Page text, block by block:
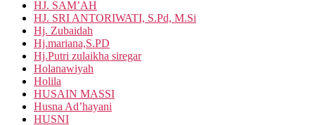
HJ. SAM’AH
HJ. SRI ANTORIWATI, S.Pd, M.Si
Hj. Zubaidah
Hj.mariana,S.PD
Hj.Putri zulaikha siregar
Holanawiyah
Holila
HUSAIN MASSI
Husna Ad’hayani
HUSNI